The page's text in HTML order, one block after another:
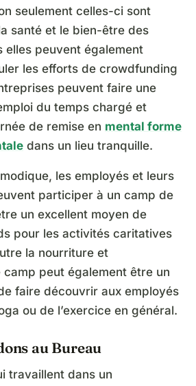
seulement celles-ci sont
santé et le bien-être des
elles peuvent également
les efforts de crowdfunding
peuvent faire une
du temps chargé et
de remise en mental forme
dans un lieu tranquille.
les employés et leurs
participer à un camp de
un excellent moyen de
pour les activités caritatives
la nourriture et
camp peut également être un
faire découvrir aux employés
ou de l’exercice en général.
au Bureau
travaillent dans un